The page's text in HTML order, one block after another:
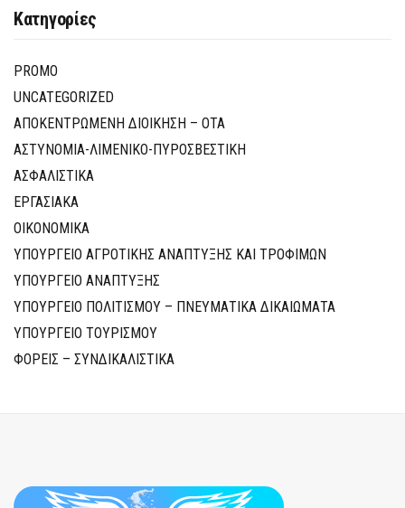
Κατηγορίες
PROMO
UNCATEGORIZED
ΑΠΟΚΕΝΤΡΩΜΕΝΗ ΔΙΟΙΚΗΣΗ – ΟΤΑ
ΑΣΤΥΝΟΜΙΑ-ΛΙΜΕΝΙΚΟ-ΠΥΡΟΣΒΕΣΤΙΚΗ
ΑΣΦΑΛΙΣΤΙΚΑ
ΕΡΓΑΣΙΑΚΑ
ΟΙΚΟΝΟΜΙΚΑ
ΥΠΟΥΡΓΕΙΟ ΑΓΡΟΤΙΚΗΣ ΑΝΑΠΤΥΞΗΣ ΚΑΙ ΤΡΟΦΙΜΩΝ
ΥΠΟΥΡΓΕΙΟ ΑΝΑΠΤΥΞΗΣ
ΥΠΟΥΡΓΕΙΟ ΠΟΛΙΤΙΣΜΟΥ – ΠΝΕΥΜΑΤΙΚΑ ΔΙΚΑΙΩΜΑΤΑ
ΥΠΟΥΡΓΕΙΟ ΤΟΥΡΙΣΜΟΥ
ΦΟΡΕΙΣ – ΣΥΝΔΙΚΑΛΙΣΤΙΚΑ